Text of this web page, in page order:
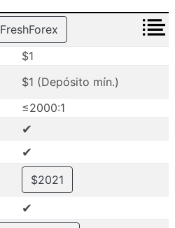
FreshForex
$1
$1 (Depósito mín.)
≤2000:1
✔
✔
$2021
✔